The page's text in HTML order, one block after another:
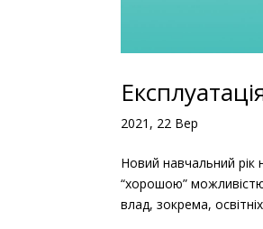
2021, 22 Вер
Новий навчальний
“хорошою” можливістю
влад, зокрема,